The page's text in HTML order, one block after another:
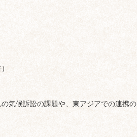
気候訴訟の課題や、東アジアでの連携の